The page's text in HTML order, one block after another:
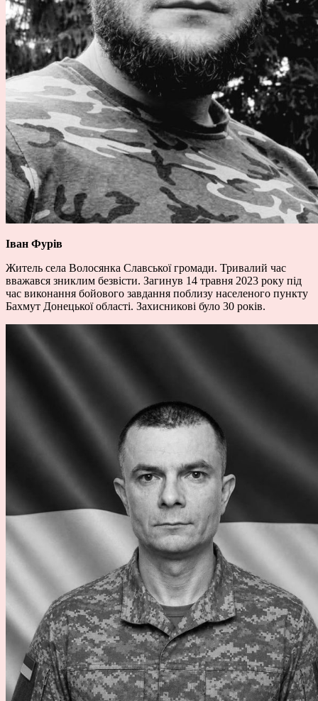
Іван Фурів
Житель села Волосянка Славської громади. Тривалий час
вважався зниклим безвісти. Загинув 14 травня 2023 року під
час виконання бойового завдання поблизу населеного пункту
Бахмут Донецької області. Захисникові було 30 років.